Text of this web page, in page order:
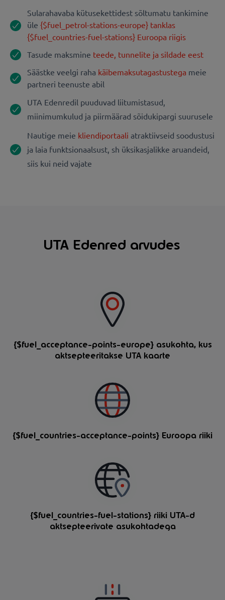
Sularahavaba kütusekettidest sõltumatu tankimine
üle {$fuel_petrol-stations-europe} tanklas
{$fuel_countries-fuel-stations} Euroopa riigis
Tasude maksmine teede, tunnelite ja sildade eest
Säästke veelgi raha käibemaksutagastustega meie
partneri teenuste abil
UTA Edenredil puuduvad liitumistasud,
miinimumkulud ja piirmäärad sõidukipargi suurusele
Nautige meie kliendiportaali atraktiivseid soodustusi
ja laia funktsionaalsust, sh üksikasjalikke aruandeid,
siis kui neid vajate
UTA Edenred arvudes
{$fuel_acceptance-points-europe} asukohta, kus
aktsepteeritakse UTA kaarte
{$fuel_countries-acceptance-points} Euroopa riiki
{$fuel_countries-fuel-stations} riiki UTA-d
aktsepteerivate asukohtadega